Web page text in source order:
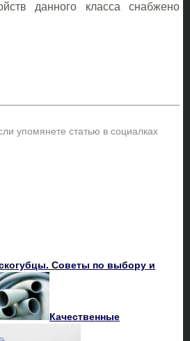
данного класса снабжено
упомянете статью в социалках
Советы по выбору и
Качественные